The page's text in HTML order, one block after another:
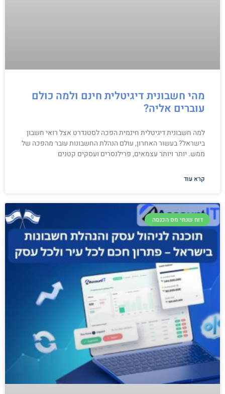
מהי חשבונית דיגיטלית חינם ולמה כולם
עוברים אליה?
למה חשבונית דיגיטלית חינמית הפכה לסטנדרט אצל רואי חשבון
בישראל? בעשור האחרון, עולם הנהלת החשבונות עובר מהפכה של
ממש. יותר ויותר עצמאים, פרילנסרים ועסקים קטנים
קרא עוד
דוח שנתי מס הכנסה